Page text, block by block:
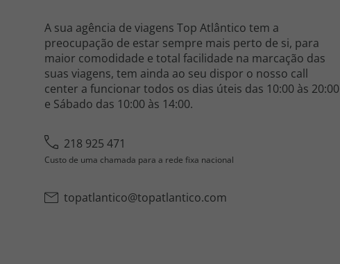
A sua agência de viagens Top Atlântico tem a
preocupação de estar sempre mais perto de si, para
maior comodidade e total facilidade na marcação das
suas viagens, tem ainda ao seu dispor o nosso call
center a funcionar todos os dias úteis das 10:00 às 20:00
e Sábado das 10:00 às 14:00.
218 925 471
Custo de uma chamada para a rede fixa nacional
topatlantico@topatlantico.com